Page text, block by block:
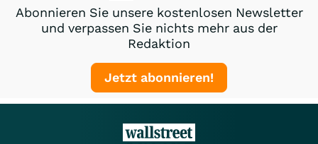
Abonnieren Sie unsere kostenlosen Newsletter
und verpassen Sie nichts mehr aus der
Redaktion
Jetzt abonnieren!